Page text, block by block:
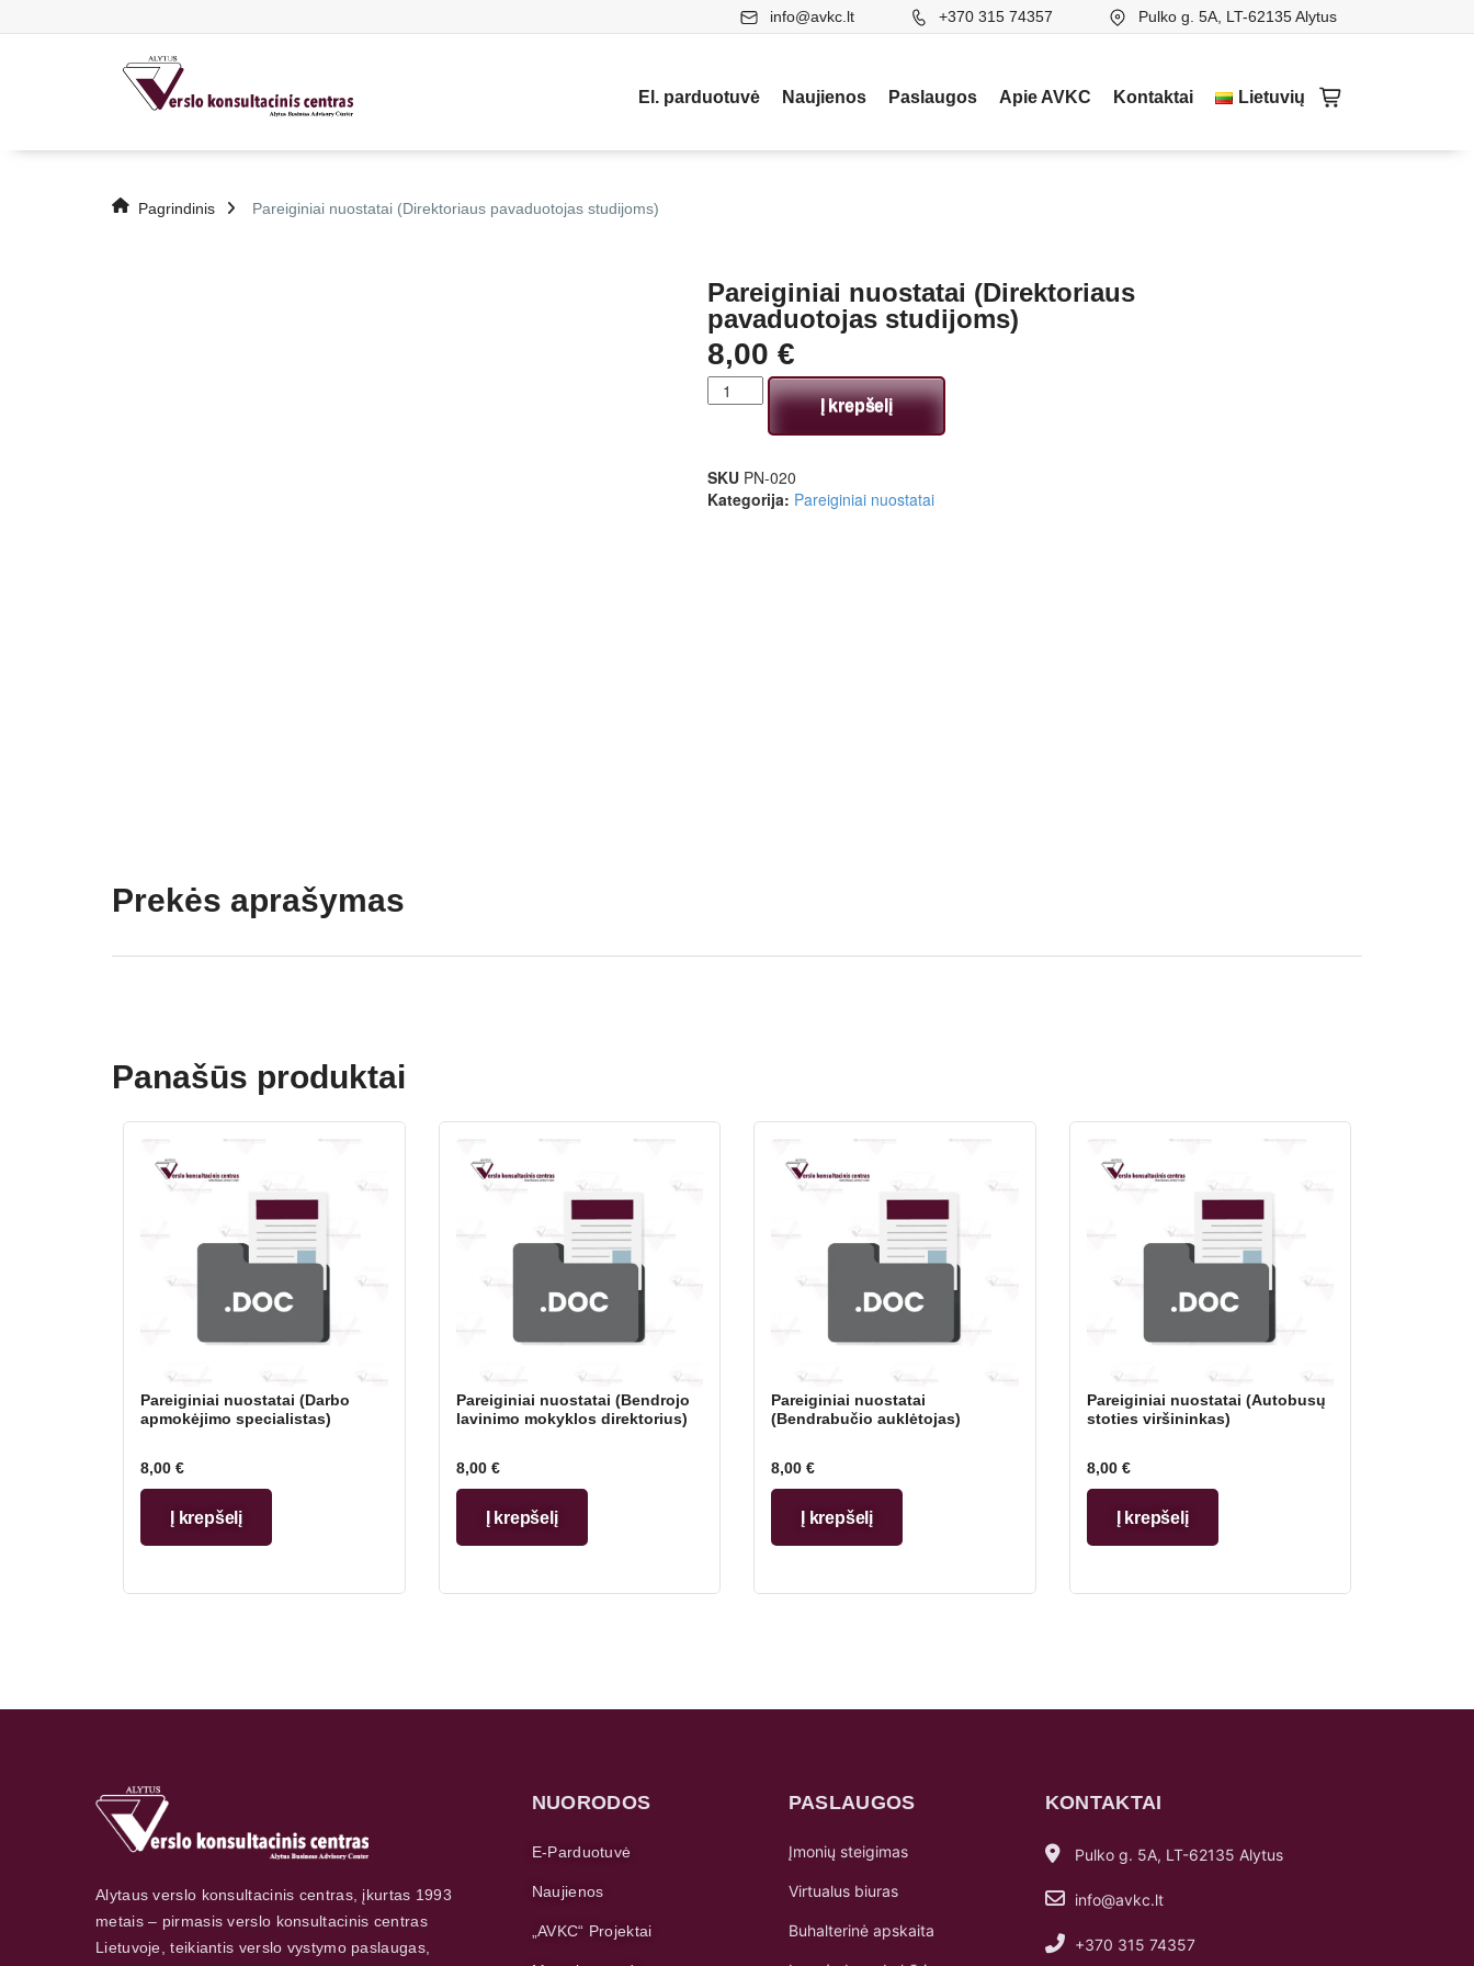
info@avkc.lt +370 315 74357 Pulko g. 5A, LT-62135 Alytus
El. parduotuvė Naujienos Paslaugos Apie AVKC Kontaktai Lietuvių
Pagrindinis Pareiginiai nuostatai (Direktoriaus pavaduotojas studijoms)
Pareiginiai nuostatai (Direktoriaus
pavaduotojas studijoms)
8,00 €
Į krepšelį
SKU PN-020
Kategorija: Pareiginiai nuostatai
Prekės aprašymas
Panašūs produktai
Pareiginiai nuostatai (Darbo
apmokėjimo specialistas)
8,00 €
Į krepšelį
Pareiginiai nuostatai (Bendrojo
lavinimo mokyklos direktorius)
8,00 €
Į krepšelį
Pareiginiai nuostatai
(Bendrabučio auklėtojas)
8,00 €
Į krepšelį
Pareiginiai nuostatai (Autobusų
stoties viršininkas)
8,00 €
Į krepšelį
Alytaus verslo konsultacinis centras, įkurtas 1993
metais – pirmasis verslo konsultacinis centras
Lietuvoje, teikiantis verslo vystymo paslaugas,
NUORODOS
E-Parduotuvė
Naujienos
„AVKC“ Projektai
PASLAUGOS
Įmonių steigimas
Virtualus biuras
Buhalterinė apskaita
KONTAKTAI
Pulko g. 5A, LT-62135 Alytus
info@avkc.lt
+370 315 74357